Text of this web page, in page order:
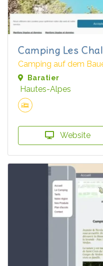
Camping Les
Camping auf dem
Baratier
Hautes-Alpes
Website